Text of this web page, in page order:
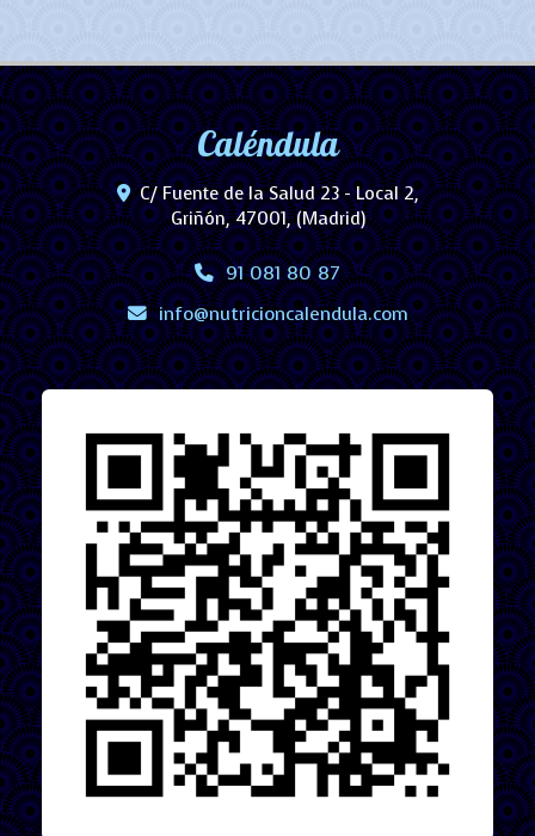
Caléndula
C/ Fuente de la Salud 23 - Local 2,
Griñón,47001,(Madrid)
91 081 80 87
info
nutricioncalendula.com